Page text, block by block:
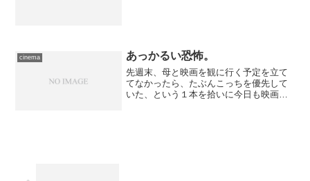
cinema あっかるい恐怖。
先週末、母と映画を観に行く予定を立て
てなかったら、たぶんこっちを優先して
いた、という１本を拾いに今日も映画館